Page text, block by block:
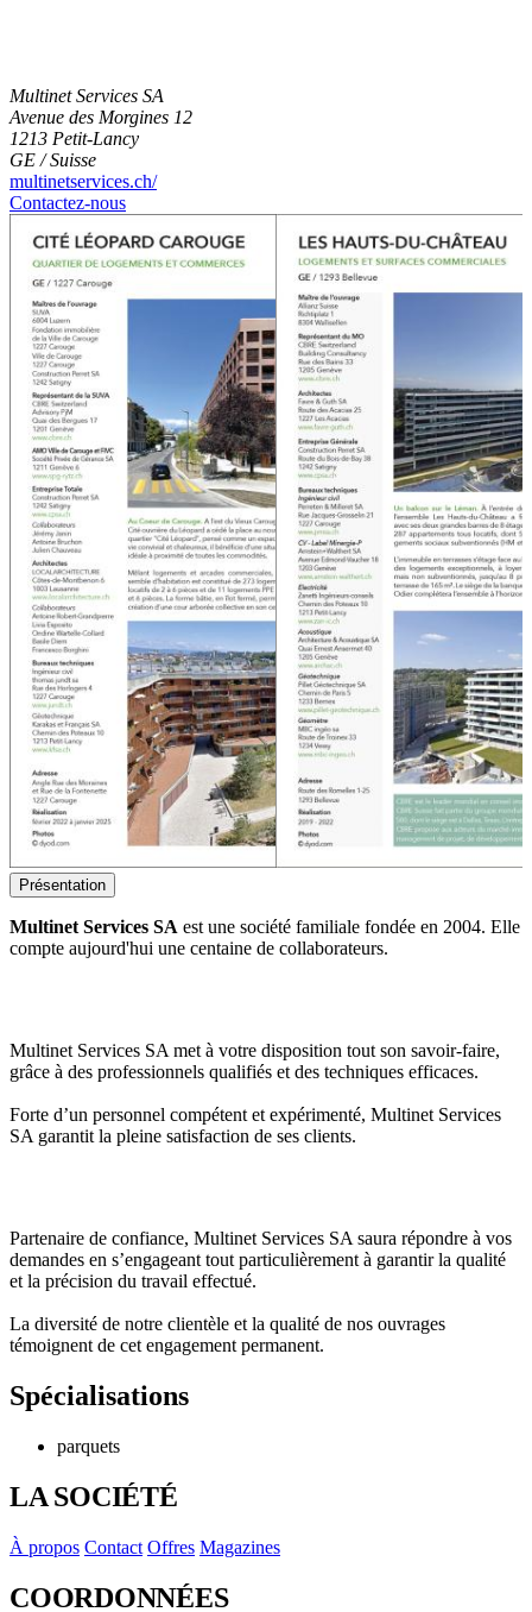
Multinet Services SA
Avenue des Morgines 12
1213 Petit-Lancy
GE / Suisse
multinetservices.ch/
Contactez-nous
Présentation
Multinet Services SA est une société familiale fondée en 2004. Elle
compte aujourd'hui une centaine de collaborateurs.
Multinet Services SA met à votre disposition tout son savoir-faire,
grâce à des professionnels qualifiés et des techniques efficaces.
Forte d’un personnel compétent et expérimenté, Multinet Services
SA garantit la pleine satisfaction de ses clients.
Partenaire de confiance, Multinet Services SA saura répondre à vos
demandes en s’engageant tout particulièrement à garantir la qualité
et la précision du travail effectué.
La diversité de notre clientèle et la qualité de nos ouvrages
témoignent de cet engagement permanent.
Spécialisations
parquets
LA SOCIÉTÉ
À propos Contact Offres Magazines
COORDONNÉES